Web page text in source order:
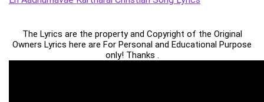
The Lyrics are the property and Copyright of the Original
Owners Lyrics here are For Personal and Educational Purpose
only! Thanks .